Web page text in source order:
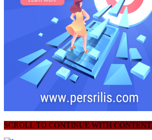
SCROLL TO CONTINUE WITH CONTENT